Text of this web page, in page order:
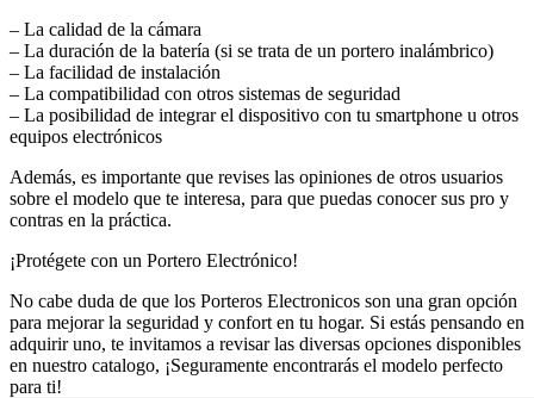
– La calidad de la cámara
– La duración de la batería (si se trata de un portero inalámbrico)
– La facilidad de instalación
– La compatibilidad con otros sistemas de seguridad
– La posibilidad de integrar el dispositivo con tu smartphone u otros
equipos electrónicos
Además, es importante que revises las opiniones de otros usuarios
sobre el modelo que te interesa, para que puedas conocer sus pro y
contras en la práctica.
¡Protégete con un Portero Electrónico!
No cabe duda de que los Porteros Electronicos son una gran opción
para mejorar la seguridad y confort en tu hogar. Si estás pensando en
adquirir uno, te invitamos a revisar las diversas opciones disponibles
en nuestro catalogo, ¡Seguramente encontrarás el modelo perfecto
para ti!